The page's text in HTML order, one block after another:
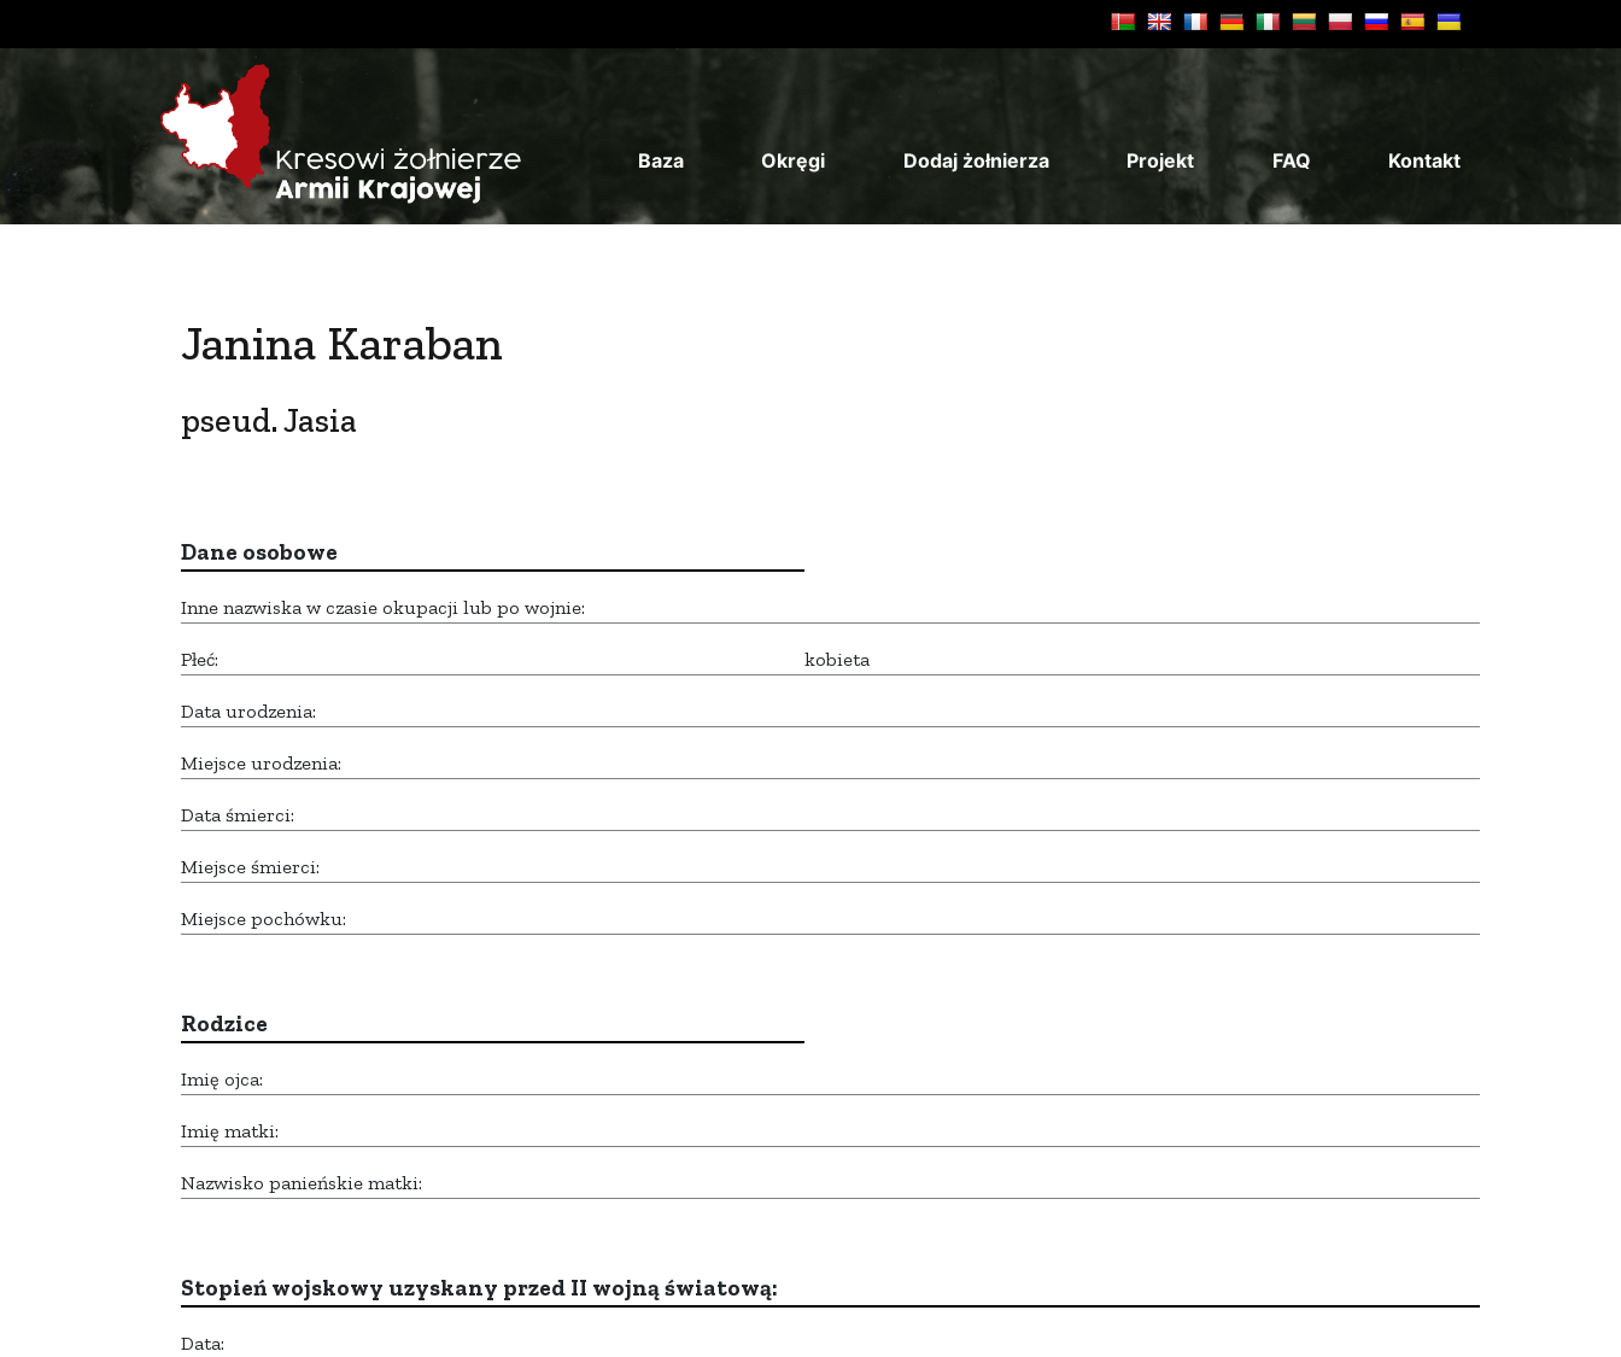
Baza Okręgi Dodaj żołnierza Projekt FAQ Kontakt
Janina Karaban
pseud. Jasia
Dane osobowe
Inne nazwiska w czasie okupacji lub po wojnie:
Płeć: kobieta
Data urodzenia:
Miejsce urodzenia:
Data śmierci:
Miejsce śmierci:
Miejsce pochówku:
Rodzice
Imię ojca:
Imię matki:
Nazwisko panieńskie matki:
Stopień wojskowy uzyskany przed II wojną światową:
Data: